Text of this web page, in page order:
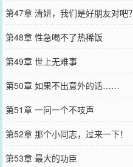
第47章 清妍，我们是好朋友对吧？
第48章 性急喝不了热稀饭
第49章 世上无难事
第50章 如果不出意外的话……
第51章 一问一个不吱声
第52章 那个小同志，过来一下！
第53章 最大的功臣